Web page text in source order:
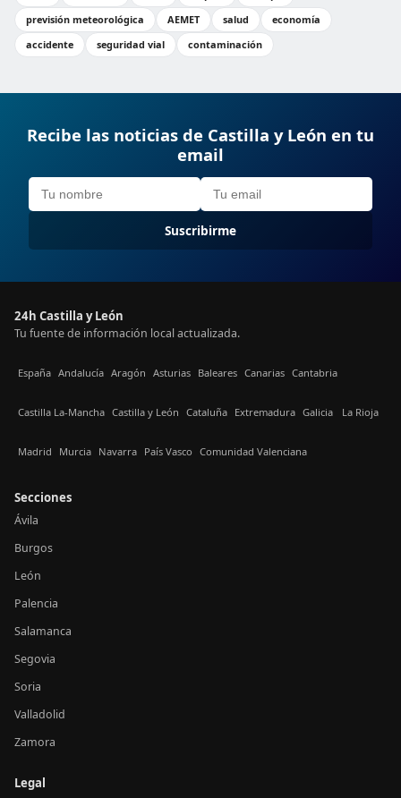
previsión meteorológica
AEMET salud
economía
accidente
seguridad vial contaminación
Recibe las noticias de Castilla y León en tu
email
Suscribirme
24h Castilla y León
Tu fuente de información local actualizada.
España Andalucía Aragón Asturias Baleares Canarias Cantabria
Castilla La-Mancha Castilla y León Cataluña Extremadura Galicia La Rioja
Madrid Murcia Navarra País Vasco Comunidad Valenciana
Secciones
Ávila
Burgos
León
Palencia
Salamanca
Segovia
Soria
Valladolid
Zamora
Legal